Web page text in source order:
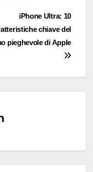
iPhone Ultra: 10
chiave del
pieghevole di Apple